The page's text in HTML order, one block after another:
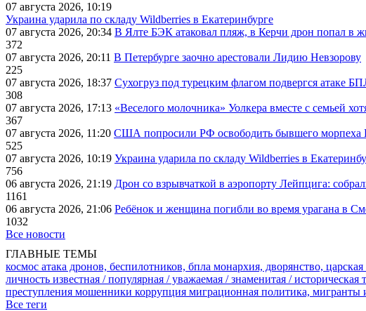
07 августа 2026, 10:19
Украина ударила по складу Wildberries в Екатеринбурге
07 августа 2026, 20:34 В Ялте БЭК атаковал пляж, в Керчи дрон попал в
372
07 августа 2026, 20:11 В Петербурге заочно арестовали Лидию Невзорову
225
07 августа 2026, 18:37 Сухогруз под турецким флагом подвергся атаке
308
07 августа 2026, 17:13 «Веселого молочника» Уолкера вместе с семьей
367
07 августа 2026, 11:20 США попросили РФ освободить бывшего морпеха
525
07 августа 2026, 10:19 Украина ударила по складу Wildberries в
756
06 августа 2026, 21:19 Дрон со взрывчаткой в аэропорту Лейпцига:
1161
06 августа 2026, 21:06 Ребёнок и женщина погибли во время урагана в
1032
Все новости
ГЛАВНЫЕ ТЕМЫ
космос атака дронов, беспилотников, бпла монархия, дворянство, царская
личность известная / популярная / уважаемая / знаменитая / историческая
преступления мошенники коррупция миграционная политика, мигранты
Все теги